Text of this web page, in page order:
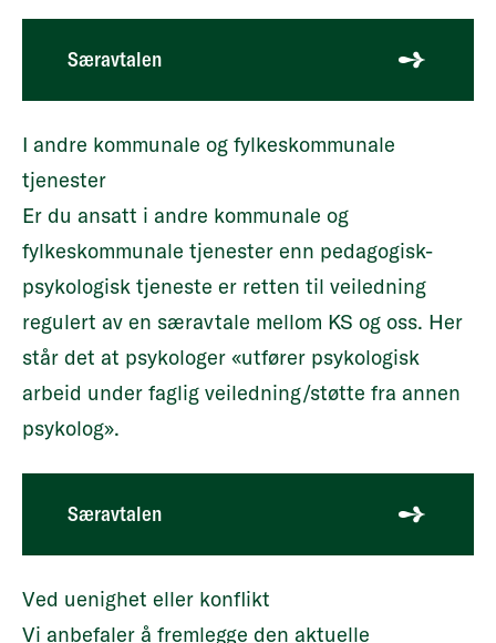
Særavtalen
I andre kommunale og fylkeskommunale
tjenester
Er du ansatt i andre kommunale og
fylkeskommunale tjenester enn pedagogisk-
psykologisk tjeneste er retten til veiledning
regulert av en særavtale mellom KS og oss. Her
står det at psykologer «utfører psykologisk
arbeid under faglig veiledning/støtte fra annen
psykolog».
Særavtalen
Ved uenighet eller konflikt
Vi anbefaler å fremlegge den aktuelle